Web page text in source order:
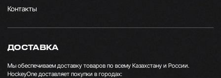
Контакты
ДОСТАВКА
Мы обеспечиваем доставку товаров по всему Казахстану и России.
HockeyOne доставляет покупки в городах: